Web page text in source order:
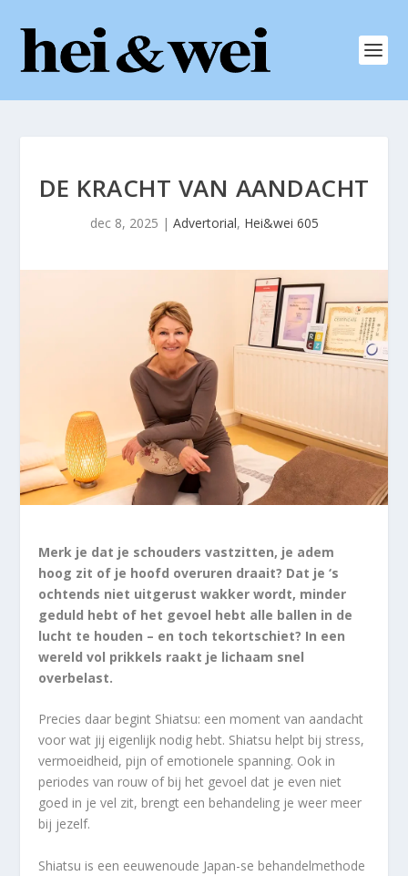
DE KRACHT VAN AANDACHT
dec 8, 2025 | Advertorial, Hei&wei 605
Merk je dat je schouders vastzitten, je adem
hoog zit of je hoofd overuren draait? Dat je ‘s
ochtends niet uitgerust wakker wordt, minder
geduld hebt of het gevoel hebt alle ballen in de
lucht te houden – en toch tekortschiet? In een
wereld vol prikkels raakt je lichaam snel
overbelast.
Precies daar begint Shiatsu: een moment van aandacht
voor wat jij eigenlijk nodig hebt. Shiatsu helpt bij stress,
vermoeidheid, pijn of emotionele spanning. Ook in
periodes van rouw of bij het gevoel dat je even niet
goed in je vel zit, brengt een behandeling je weer meer
bij jezelf.
Shiatsu is een eeuwenoude Japan-se behandelmethode